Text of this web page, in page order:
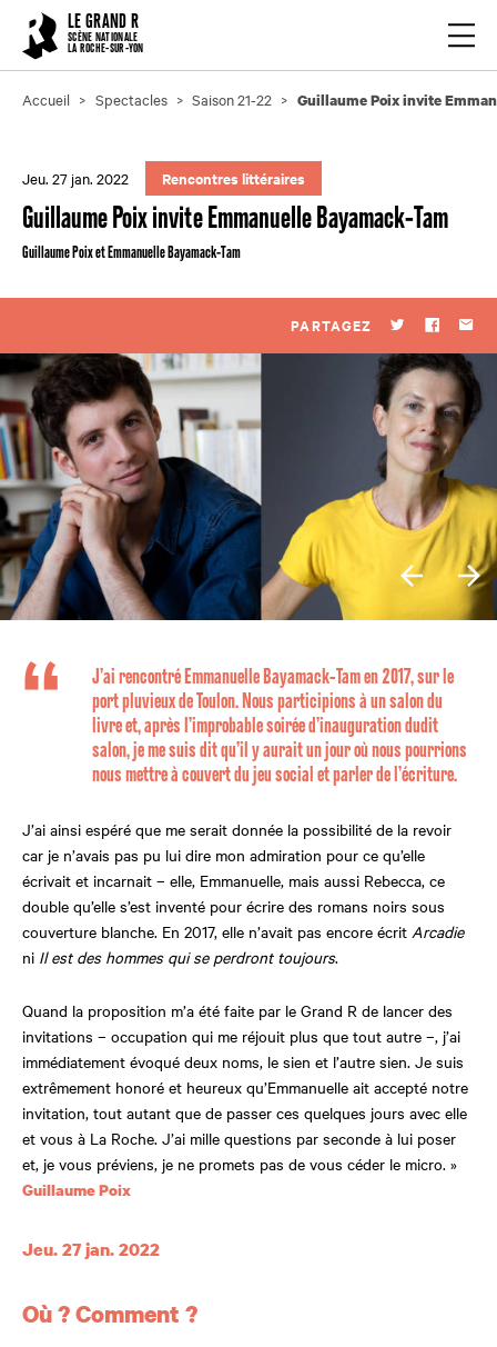
LE GRAND R
SCÈNE NATIONALE
LA ROCHE-SUR-YON
Accueil Spectacles Saison 21-22 Guillaume Poix invite
Jeu. 27 jan. 2022 Rencontres littéraires
Guillaume Poix invite Emmanuelle Bayamack-Tam
Guillaume Poix et Emmanuelle Bayamack-Tam
PARTAGEZ Twitter
J’ai rencontré Emmanuelle Bayamack-Tam en 2017, sur le
port pluvieux de Toulon. Nous participions à un salon du
livre et, après l’improbable soirée d’inauguration dudit
salon, je me suis dit qu’il y aurait un jour où nous pourrions
nous mettre à couvert du jeu social et parler de l’écriture.
J’ai ainsi espéré que me serait donnée la possibilité de la revoir
car je n’avais pas pu lui dire mon admiration pour ce qu’elle
écrivait et incarnait – elle, Emmanuelle, mais aussi Rebecca, ce
double qu’elle s’est inventé pour écrire des romans noirs sous
couverture blanche. En 2017, elle n’avait pas encore écrit Arcadie
ni Il est des hommes qui se perdront toujours.
Quand la proposition m’a été faite par le Grand R de lancer des
invitations – occupation qui me réjouit plus que tout autre –, j’ai
immédiatement évoqué deux noms, le sien et l’autre sien. Je suis
extrêmement honoré et heureux qu’Emmanuelle ait accepté notre
invitation, tout autant que de passer ces quelques jours avec elle
et vous à La Roche. J’ai mille questions par seconde à lui poser
et, je vous préviens, je ne promets pas de vous céder le micro. »
Guillaume Poix
Dates et horaires
Jeu. 27 jan. 2022
Où ? Comment ?
Cookies management panel